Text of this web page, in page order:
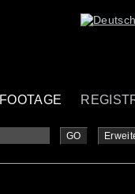
FOOTAGE
GO